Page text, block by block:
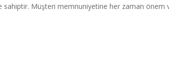
sahiptir. Müşteri memnuniyetine her zaman önem